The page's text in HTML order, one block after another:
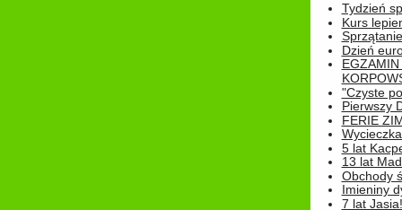
Tydzień
Kurs
Dzień
"Czyste
Pierwszy
FERIE
5 lat
13 lat
Obchody
Imieniny
7 lat Jasia!